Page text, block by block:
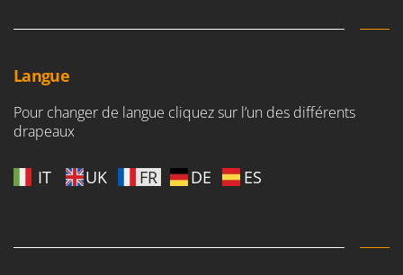
Zomax
Langue
Pour changer de langue cliquez sur l’un des différents
drapeaux
IT UK FR DE ES